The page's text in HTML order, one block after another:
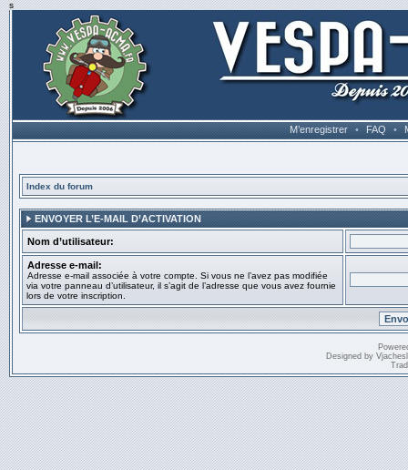
s
M’enregistrer • FAQ •
Index du forum
ENVOYER L’E-MAIL D’ACTIVATION
Nom d’utilisateur:
Adresse e-mail:
Adresse e-mail associée à votre compte. Si vous ne l’avez pas modifiée
via votre panneau d’utilisateur, il s’agit de l’adresse que vous avez fournie
lors de votre inscription.
Designed by